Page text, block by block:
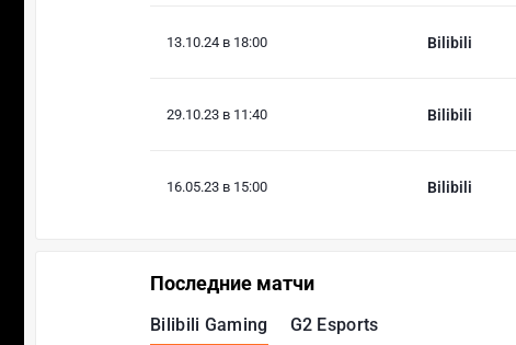
13.10.24 в 18:00 Bilibili
29.10.23 в 11:40 Bilibili
16.05.23 в 15:00 Bilibili
Последние матчи
Bilibili Gaming G2 Esports